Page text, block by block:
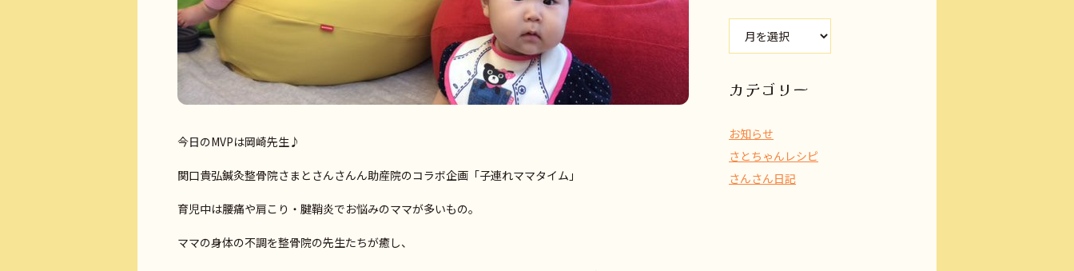
今日のMVPは岡崎先生♪
関口貴弘鍼灸整骨院さまとさんさんん助産院のコラボ企画「子連れママタイム」
育児中は腰痛や肩こり・腱鞘炎でお悩みのママが多いもの。
ママの身体の不調を整骨院の先生たちが癒し、
ブ
カテゴリー
お知らせ
さとちゃんレシピ
さんさん日記